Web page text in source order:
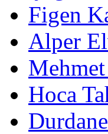
Figen
Alper
Hoca